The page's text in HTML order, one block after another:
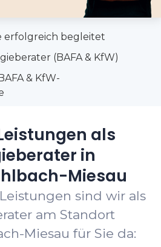
erfolgreich begleitet
(BAFA & KfW)
& KfW-
als
in
Miesau
sind wir als
am Standort
Miesau für Sie da: